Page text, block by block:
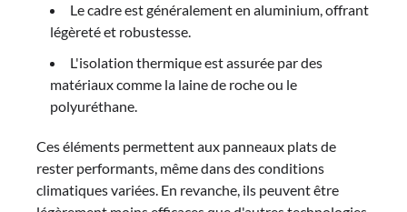
Le cadre est généralement en aluminium, offrant
légèreté et robustesse.
L'isolation thermique est assurée par des
matériaux comme la laine de roche ou le
polyuréthane.
Ces éléments permettent aux panneaux plats de
rester performants, même dans des conditions
climatiques variées. En revanche, ils peuvent être